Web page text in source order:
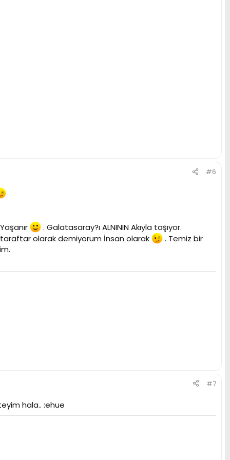
#6
. Galatasaray?ı ALNININ Akıyla taşıyor.
taraftar olarak demiyorum İnsan olarak
. Temiz bir
#7
hala.. :ehue